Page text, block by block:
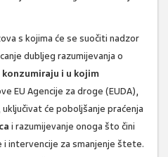
s kojima će se suočiti nadzor
dubljeg razumijevanja o
i u kojim
EU Agencije za droge (EUDA),
će poboljšanje praćenja
i razumijevanje onoga što čini
i intervencije za smanjenje štete.